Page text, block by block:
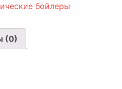
бойлеры
(0)